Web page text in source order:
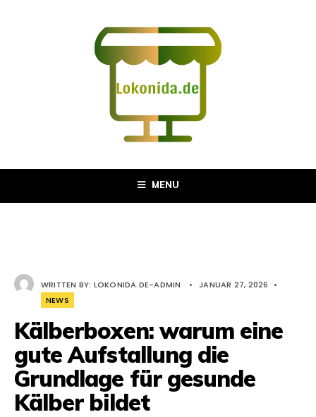
MENU
WRITTEN BY: LOKONIDA.DE-ADMIN • JANUAR 27, 2026
•
NEWS
Kälberboxen: warum eine
gute Aufstallung die
Grundlage für gesunde
Kälber bildet